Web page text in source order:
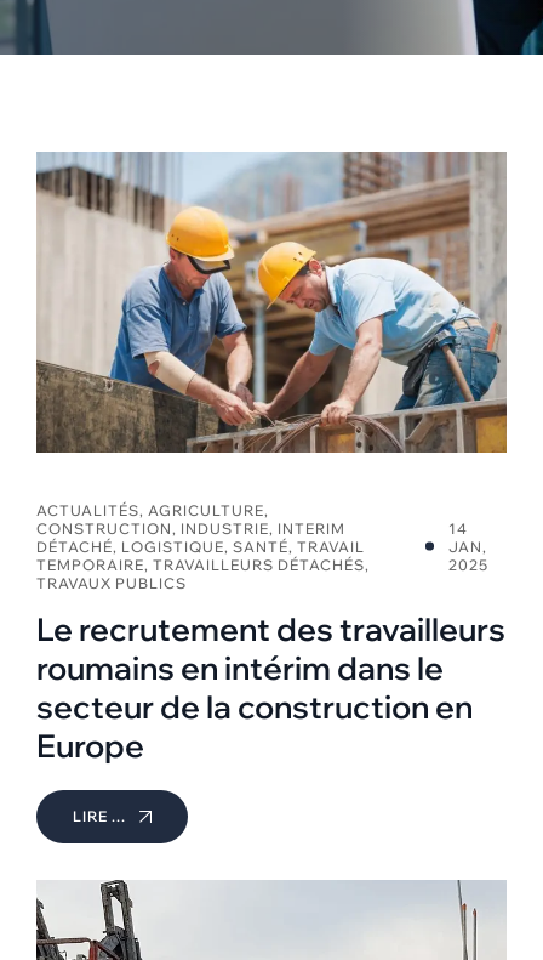
ACTUALITÉS, AGRICULTURE,
CONSTRUCTION , INDUSTRIE, INTERIM
DÉTACHÉ, LOGISTIQUE, SANTÉ, TRAVAIL
TEMPORAIRE, TRAVAILLEURS DÉTACHÉS,
TRAVAUX PUBLICS
14
JAN,
2025
Le recrutement des travailleurs
roumains en intérim dans le
secteur de la construction en
Europe
LIRE ...